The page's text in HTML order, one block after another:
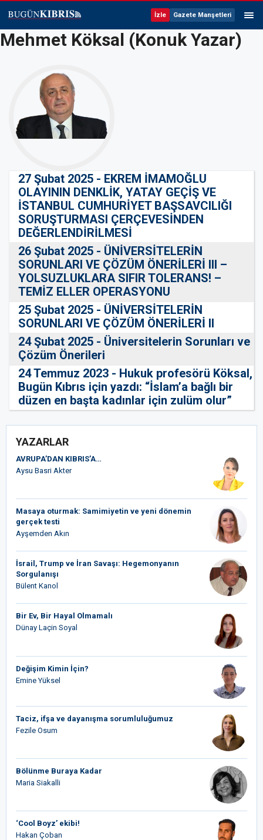
İzle Gazete Manşetleri
Mehmet Köksal (Konuk Yazar)
27 Şubat 2025 - EKREM İMAMOĞLU
OLAYININ DENKLİK, YATAY GEÇİŞ VE
İSTANBUL CUMHURİYET BAŞSAVCILIĞI
SORUŞTURMASI ÇERÇEVESİNDEN
DEĞERLENDİRİLMESİ
26 Şubat 2025 - ÜNİVERSİTELERİN
SORUNLARI VE ÇÖZÜM ÖNERİLERİ III –
YOLSUZLUKLARA SIFIR TOLERANS! –
TEMİZ ELLER OPERASYONU
25 Şubat 2025 - ÜNİVERSİTELERİN
SORUNLARI VE ÇÖZÜM ÖNERİLERİ II
24 Şubat 2025 - Üniversitelerin Sorunları ve
Çözüm Önerileri
24 Temmuz 2023 - Hukuk profesörü Köksal,
Bugün Kıbrıs için yazdı: “İslam’a bağlı bir
düzen en başta kadınlar için zulüm olur”
YAZARLAR
AVRUPA’DAN KIBRIS’A…
Aysu Basri Akter
Masaya oturmak: Samimiyetin ve yeni dönemin
gerçek testi
Ayşemden Akın
İsrail, Trump ve İran Savaşı: Hegemonyanın
Sorgulanışı
Bülent Kanol
Bir Ev, Bir Hayal Olmamalı
Dünay Laçin Soyal
Değişim Kimin İçin?
Emine Yüksel
Taciz, ifşa ve dayanışma sorumluluğumuz
Fezile Osum
Bölünme Buraya Kadar
Maria Siakalli
‘Cool Boyz’ ekibi!
Hakan Çoban